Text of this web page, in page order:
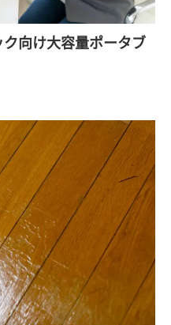
向け大容量ポータブ